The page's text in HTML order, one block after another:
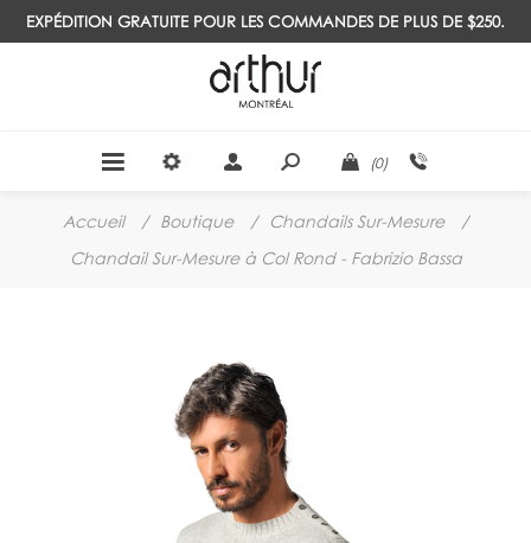
EXPÉDITION GRATUITE POUR LES COMMANDES DE PLUS DE $250.
(0)
Accueil / Boutique / Chandails Sur-Mesure
/
Chandail Sur-Mesure à Col Rond - Fabrizio Bassa